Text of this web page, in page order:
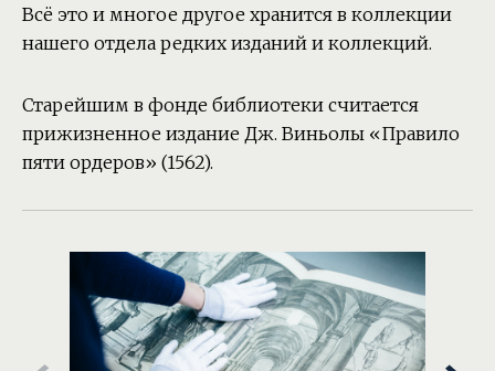
Всё это и многое другое хранится в коллекции
нашего отдела редких изданий и коллекций.
Старейшим в фонде библиотеки считается
прижизненное издание Дж. Виньолы «Правило
пяти ордеров» (1562).